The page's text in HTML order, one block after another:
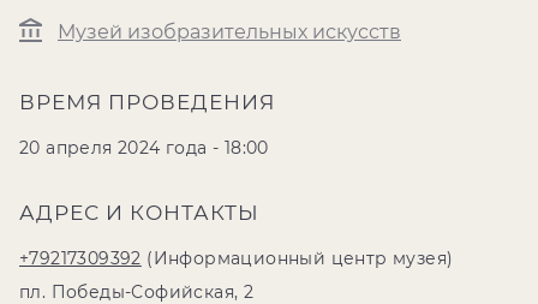
Музей изобразительных искусств
ВРЕМЯ ПРОВЕДЕНИЯ
20 апреля 2024 года - 18:00
АДРЕС И КОНТАКТЫ
+79217309392 (Информационный центр музея)
пл. Победы-Софийская, 2